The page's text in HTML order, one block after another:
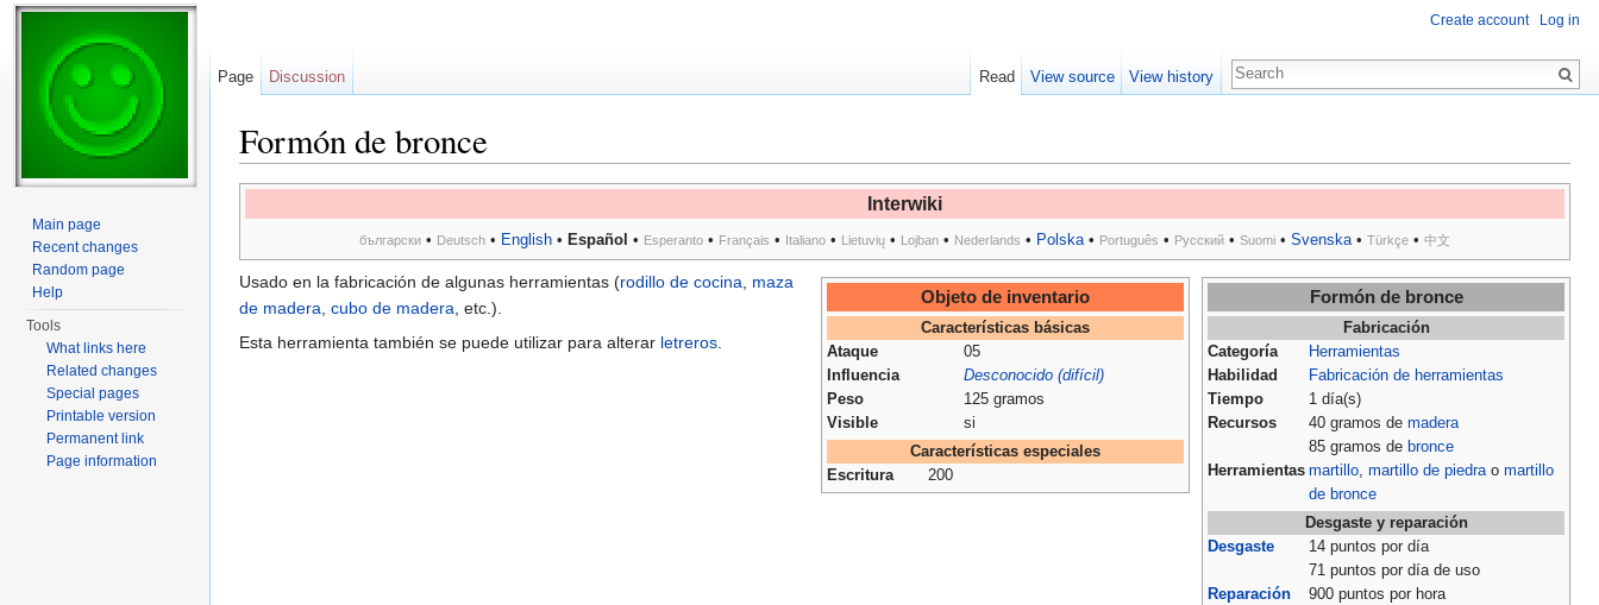
Formón de bronce
Interwiki
български • Deutsch • English • Español • Esperanto • Français • Italiano • Lietuvių • Lojban • Nederlands • Polska• Português • Русский • Suomi • Svenska• Türkçe • 中文
Formón de bronce
Fabricación
Categoría
Herramientas
Habilidad
Fabricación de herramientas
Tiempo
1 día(s)
Recursos
40 gramos de madera
85 gramos de bronce
Herramientas martillo, martillo de piedrao martillo
de bronce
Desgaste y reparación
Desgaste
14 puntos por día
71 puntos por día de uso
Reparación
900 puntos por hora
Objeto de inventario
Características básicas
Ataque
05
Influencia
Desconocido (difícil)
Peso
125 gramos
Visible
si
Características especiales
Escritura
200
Usado en la fabricación de algunas herramientas (rodillo de cocina, maza
de madera, cubo de madera, etc.).
Esta herramienta también se puede utilizar para alterar letreros.
Create account Log in
Page Discussion Read View source View history
Main page
Recent changes
Random page
Help
Tools
What links here
Related changes
Special pages
Printable version
Permanent link
Page information